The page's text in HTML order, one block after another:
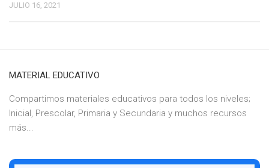
JULIO 16, 2021
MATERIAL EDUCATIVO
Compartimos materiales educativos para todos los niveles;
Inicial, Prescolar, Primaria y Secundaria y muchos recursos
más...